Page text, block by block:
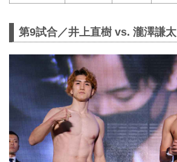
第9試合／井上直樹 vs. 瀧澤謙太